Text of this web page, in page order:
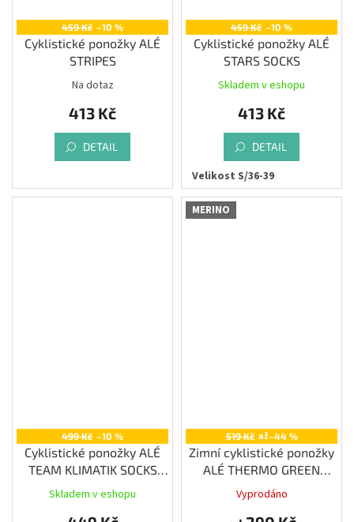
459 Kč –10 %
Cyklistické ponožky ALÉ
STRIPES
Na dotaz
413 Kč
DETAIL
459 Kč –10 %
Cyklistické ponožky ALÉ
STARS SOCKS
Skladem v eshopu
413 Kč
DETAIL
Velikost S/36-39
499 Kč –10 %
Cyklistické ponožky ALÉ
TEAM KLIMATIK SOCKS
Skladem v eshopu
MERINO
519 Kč až–44 %
Zimní cyklistické ponožky
ALÉ THERMO GREEN
SOCKS H18
Vyprodáno